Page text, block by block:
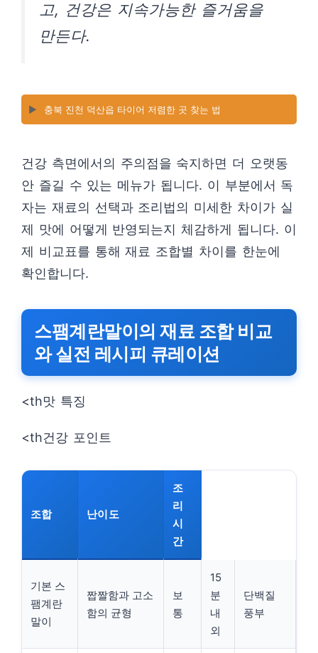
고, 건강은 지속가능한 즐거움을
만든다.
▶️ 충북 진천 덕산읍 타이어 저렴한 곳 찾는 법
건강 측면에서의 주의점을 숙지하면 더 오랫동
안 즐길 수 있는 메뉴가 됩니다. 이 부분에서 독
자는 재료의 선택과 조리법의 미세한 차이가 실
제 맛에 어떻게 반영되는지 체감하게 됩니다. 이
제 비교표를 통해 재료 조합별 차이를 한눈에
확인합니다.
스팸계란말이의 재료 조합 비교
와 실전 레시피 큐레이션
<th맛 특징
<th건강 포인트
조합 난이도
조
리
시
간
기본 스
팸계란
말이
짭짤함과 고소
함의 균형
보
통
15
분
내
외
단백질
풍부